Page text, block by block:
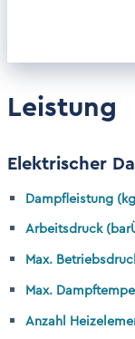
Leistung
Elektrischer
Dampfleistung
Arbeitsdruck
Max.
Max.
Anzahl